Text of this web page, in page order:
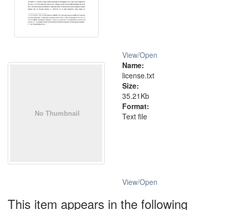
View/Open
Name:
license.txt
Size:
35.21Kb
Format:
Text file
View/Open
This item appears in the following